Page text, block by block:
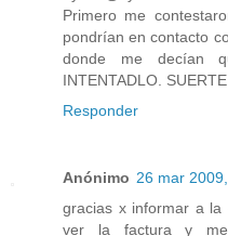
Primero me
pondrían en contacto
donde me decían
INTENTADLO.
Responder
Anónimo 26 mar
gracias x informar a la
ver la factura y